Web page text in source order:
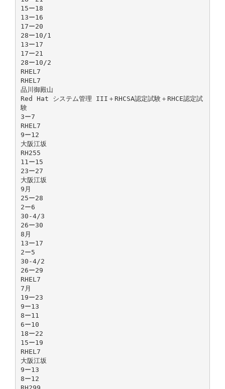
15ー18
13ー16
17ー20
28ー10/1
13ー17
17ー21
28ー10/2
RHEL7
RHEL7
品川御殿山
Red Hat システム管理 III＋RHCSA認定試験＋RHCE認定試
験
3ー7
RHEL7
9ー12
大阪江坂
RH255
11ー15
23ー27
大阪江坂
9月
25ー28
2ー6
30-4/3
26ー30
8月
13ー17
2ー5
30-4/2
26ー29
RHEL7
7月
19ー23
9ー13
8ー11
6ー10
18ー22
15ー19
RHEL7
大阪江坂
9ー13
8ー12
RH299